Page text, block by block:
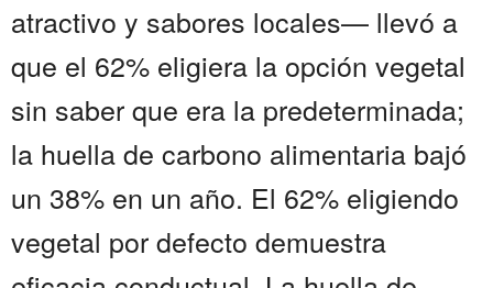
atractivo y sabores locales— llevó a
que el 62% eligiera la opción vegetal
sin saber que era la predeterminada;
la huella de carbono alimentaria bajó
un 38% en un año. El 62% eligiendo
vegetal por defecto demuestra